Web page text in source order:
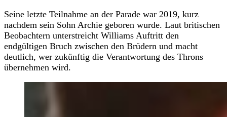
Seine letzte Teilnahme an der Parade war 2019, kurz
nachdem sein Sohn Archie geboren wurde. Laut britischen
Beobachtern unterstreicht Williams Auftritt den
endgültigen Bruch zwischen den Brüdern und macht
deutlich, wer zukünftig die Verantwortung des Throns
übernehmen wird.